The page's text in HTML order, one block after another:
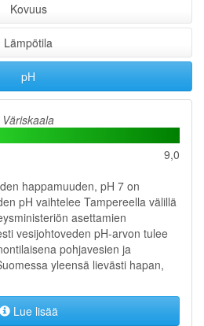
Kovuus
Lämpötila
pH
Väriskaala
9,0
happamuuden, pH 7 on
pH vaihtelee Tampereella välillä
asettamien
vesijohtoveden pH-arvon tulee
pohjavesien ja
yleensä lievästi hapan,
Lue lisää